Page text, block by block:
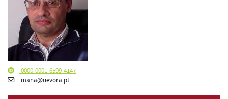
0000-0001-6599-4147
mana@uevora.pt